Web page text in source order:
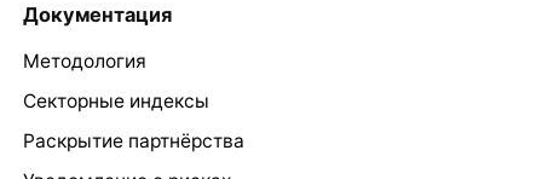
Документация
Методология
Секторные индексы
Раскрытие партнёрства